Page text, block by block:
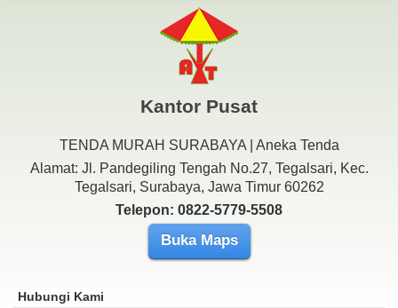
Kantor Pusat
TENDA MURAH SURABAYA | Aneka Tenda
Alamat: Jl. Pandegiling Tengah No.27, Tegalsari, Kec.
Tegalsari, Surabaya, Jawa Timur 60262
Telepon: 0822-5779-5508
Buka Maps
Hubungi Kami